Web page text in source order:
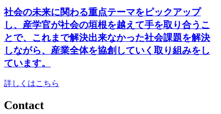
社会の未来に関わる重点テーマをピックアップ
し、産学官が社会の垣根を越えて手を取り合うこ
とで、これまで解決出来なかった社会課題を解決
しながら、産業全体を協創していく取り組みをし
ています。
詳しくはこちら
Contact